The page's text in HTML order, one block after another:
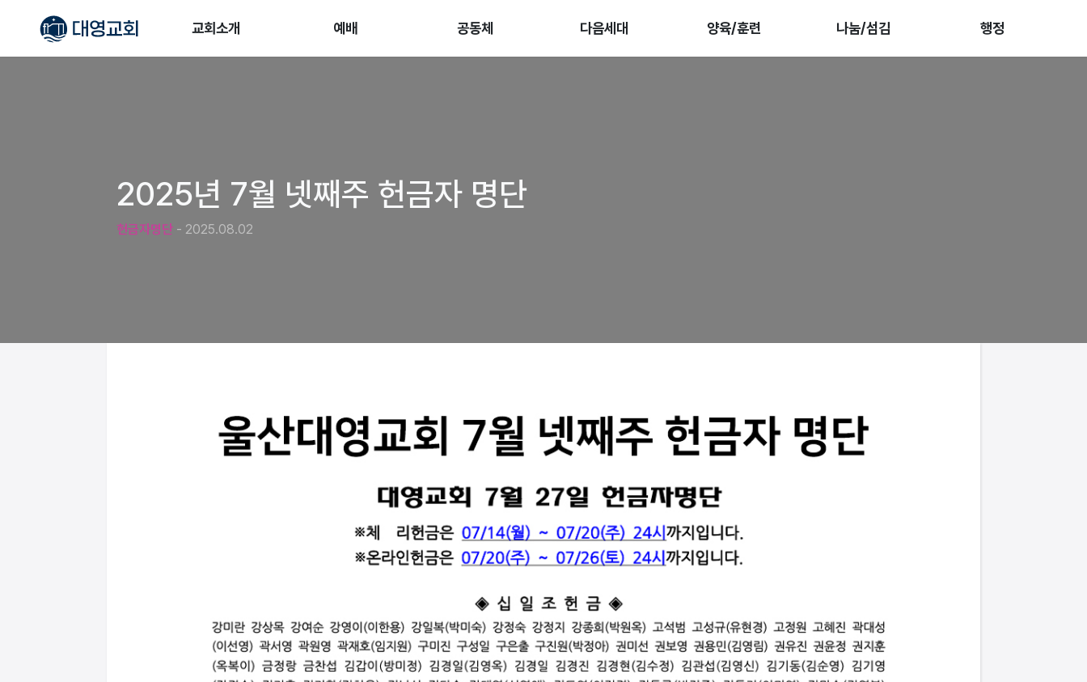
교회소개 예배 공동체 다음세대 양육/훈련 나눔/섬김 행정
2025년 7월 넷째주 헌금자 명단
헌금자명단 - 2025.08.02